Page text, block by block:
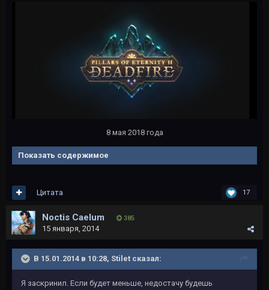
8 мая 2018 года
Показать содержимое
17
Цитата
Noctis Caelum 385
15 января, 2014
В 15.01.2014 в 10:28, Stilet сказал:
Я заскринил. Если будет меньше, недостачу будешь